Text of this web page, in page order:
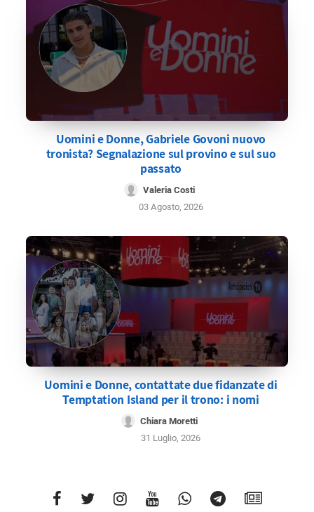
Uomini e Donne, Gabriele Govoni nuovo
tronista? Segnalazione sul provino e sul suo
passato
Valeria Costi
03 Agosto, 2026
Uomini e Donne, contattate due fidanzate di
Temptation Island per il trono: i nomi
Chiara Moretti
31 Luglio, 2026